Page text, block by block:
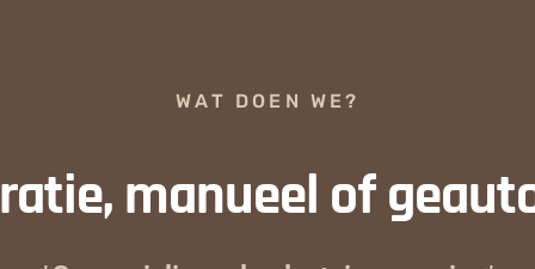
WAT DOEN WE?
manueel of